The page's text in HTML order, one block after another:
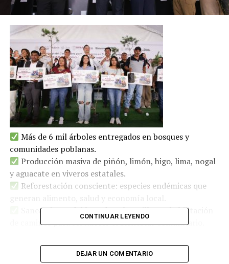
Más de 6 mil árboles entregados en bosques y
comunidades poblanas.
Producción masiva de piñón, limón, higo, lima, nogal
y aguacate en viveros estatales.
Reforestación consciente: especies endémicas que
Saneamiento del lago de Valsequillo y rehabilitación
de caminos para fortalecer el bienestar comunitario.
cuidamos”, expresó el gobernador Alejandro Armenta.
CONTINUAR LEYENDO
DEJAR UN COMENTARIO